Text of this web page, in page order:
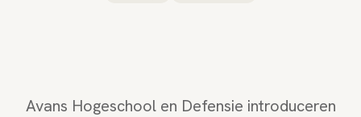
Avans Hogeschool en Defensie introduceren